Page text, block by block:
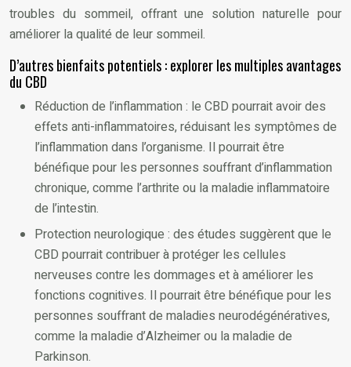
troubles du sommeil, offrant une solution naturelle pour
améliorer la qualité de leur sommeil.
D’autres bienfaits potentiels : explorer les multiples avantages
du CBD
Réduction de l’inflammation : le CBD pourrait avoir des
effets anti-inflammatoires, réduisant les symptômes de
l’inflammation dans l’organisme. Il pourrait être
bénéfique pour les personnes souffrant d’inflammation
chronique, comme l’arthrite ou la maladie inflammatoire
de l’intestin.
Protection neurologique : des études suggèrent que le
CBD pourrait contribuer à protéger les cellules
nerveuses contre les dommages et à améliorer les
fonctions cognitives. Il pourrait être bénéfique pour les
personnes souffrant de maladies neurodégénératives,
comme la maladie d’Alzheimer ou la maladie de
Parkinson.